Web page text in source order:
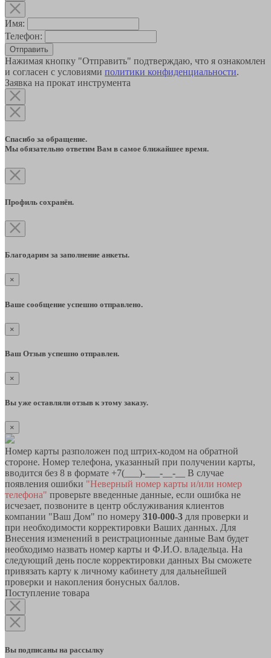
Имя:
Телефон:
Отправить
Нажимая кнопку "Отправить" подтверждаю, что я ознакомлен
и согласен с условиями политики конфиденциальности.
Заявка на прокат инструмента
Спасибо за обращение.
Мы обязательно ответим Вам в самое ближайшее время.
Профиль сохранён.
Благодарим за заполнение анкеты.
×
Ваше сообщение успешно отправлено.
×
Ваш Отзыв успешно отправлен.
×
Вы уже оставляли отзыв к этому заказу.
×
Номер карты разположен под штрих-кодом на обратной
стороне. Номер телефона, указанный при получении карты,
вводится без 8 в формате +7(___)-___-__-__ В случае
появления ошибки "Неверный номер карты и/или номер
телефона" проверьте введенные данные, если ошибка не
исчезает, позвоните в центр обслуживания клиентов
компании "Ваш Дом" по номеру 310-000-3 для проверки и
при необходимости корректировки Ваших данных. Для
Внесения изменений в реистрационные данные Вам будет
необходимо назвать номер карты и Ф.И.О. владельца. На
следующий день после корректировки данных Вы сможете
привязать карту к личному кабинету для дальнейшей
проверки и накопления бонусных баллов.
Поступление товара
Вы подписаны на рассылку